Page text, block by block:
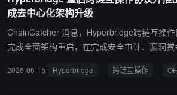
成去中心化架构升级
ChainCatcher 消息，Hyperbridge跨链互操
完成全面架构重启，在完成安全审计、漏洞
议自 4 月 13 日安全事件后暂停运行，期间完
2026-06-15 Hyperbridge 跨链互操作